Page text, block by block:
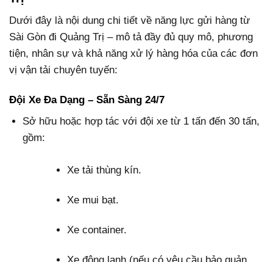
Dưới đây là nội dung chi tiết về năng lực gửi hàng từ
Sài Gòn đi Quảng Trị – mô tả đầy đủ quy mô, phương
tiện, nhân sự và khả năng xử lý hàng hóa của các đơn
vị vận tải chuyên tuyến:
Đội Xe Đa Dạng – Sẵn Sàng 24/7
Sở hữu hoặc hợp tác với đội xe từ 1 tấn đến 30 tấn,
gồm:
Xe tải thùng kín.
Xe mui bạt.
Xe container.